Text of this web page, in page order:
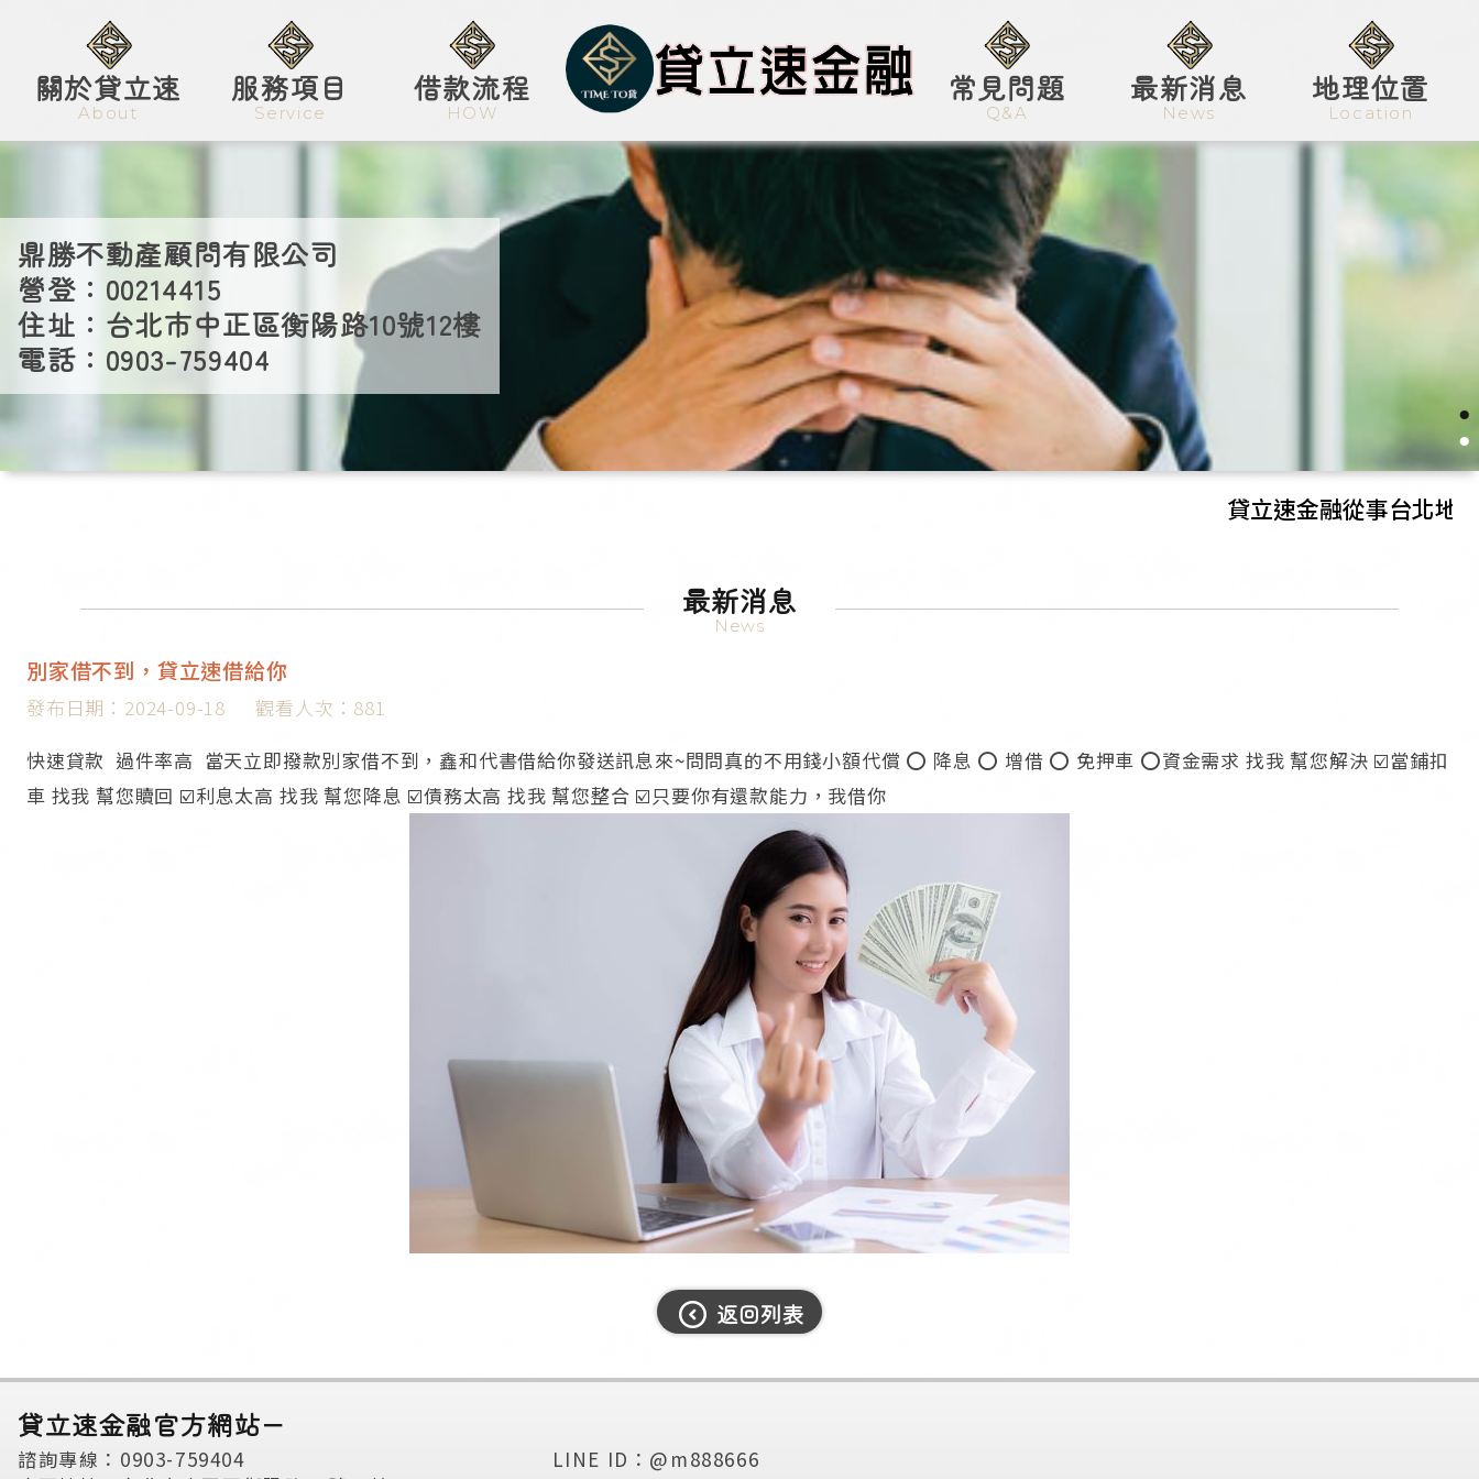
●
●
鼎勝不動產顧問有限公司
營登：00214415
住址：台北市中正區衡陽路10號12樓
電話：0903-759404
貸立速金融從事台北地區
最新消息
News
別家借不到，貸立速借給你
發布日期：2024-09-18
觀看人次：881
快速貸款 過件率高 當天立即撥款別家借不到，鑫和代書借給你發送訊息來~問問真的不用錢小額代償 ⭕️ 降息 ⭕️ 增借 ⭕️ 免押車 ⭕️資金需求 找我 幫您解決 ☑️當鋪扣
車 找我 幫您贖回 ☑️利息太高 找我 幫您降息 ☑️債務太高 找我 幫您整合 ☑️只要你有還款能力，我借你
返回列表
貸立速金融官方網站－
諮詢專線：0903-759404
LINE ID：@m888666
關於貸立速
About
服務項目
Service
快速借款
汽.機車借款
民間借款
工商融資
房屋1.2.3胎
借款流程
HOW
常見問題
Q&A
最新消息
News
地理位置
Location